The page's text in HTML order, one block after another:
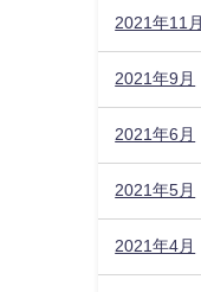
2021年11月
2021年9月
2021年6月
2021年5月
2021年4月